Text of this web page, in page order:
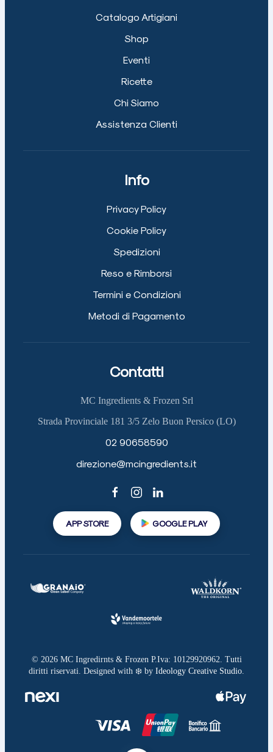
Catalogo Artigiani
Shop
Eventi
Ricette
Chi Siamo
Assistenza Clienti
Info
Privacy Policy
Cookie Policy
Spedizioni
Reso e Rimborsi
Termini e Condizioni
Metodi di Pagamento
Contatti
MC Ingredients & Frozen Srl
Strada Provinciale 181 3/5 Zelo Buon Persico (LO)
02 90658590
direzione@mcingredients.it
APP STORE GOOGLE PLAY
© 2026MC Ingredirnts & Frozen P.Iva: 10129920962. Tutti
diritti riservati. Designed with ❄️ by Ideology Creative Studio